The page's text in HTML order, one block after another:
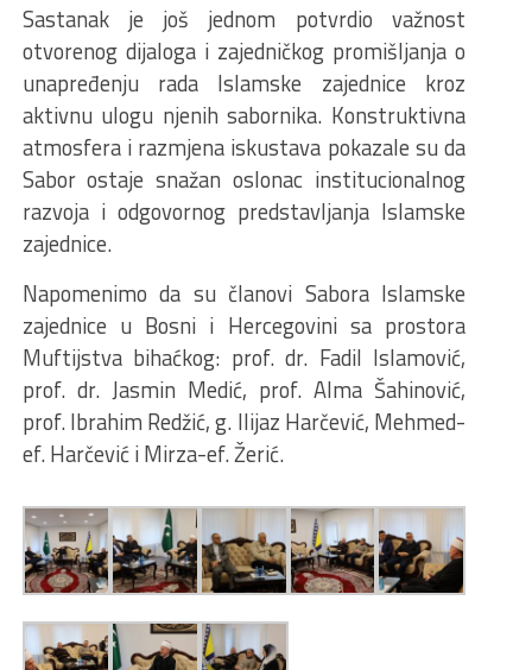
Sastanak je još jednom potvrdio važnost
otvorenog dijaloga i zajedničkog promišljanja o
unapređenju rada Islamske zajednice kroz
aktivnu ulogu njenih sabornika. Konstruktivna
atmosfera i razmjena iskustava pokazale su da
Sabor ostaje snažan oslonac institucionalnog
razvoja i odgovornog predstavljanja Islamske
zajednice.
Napomenimo da su članovi Sabora Islamske
zajednice u Bosni i Hercegovini sa prostora
Muftijstva bihaćkog: prof. dr. Fadil Islamović,
prof. dr. Jasmin Medić, prof. Alma Šahinović,
prof. Ibrahim Redžić, g. Ilijaz Harčević, Mehmed-
ef. Harčević i Mirza-ef. Žerić.